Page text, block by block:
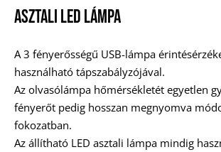
Asztali Led Lámpa
A 3 fényerősségű USB-lámpa
használható tápszabályzójával.
Az olvasólámpa hőmérsékletét egyetlen
fényerőt pedig hosszan megnyomva
fokozatban.
Az állítható LED asztali lámpa mindig